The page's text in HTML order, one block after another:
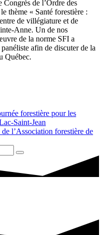
de l’Ordre des
thème « Santé forestière :
de villégiature et de
Anne. Un de nos
de la norme SFI a
afin de discuter de la
Québec.
forestière pour les
Saint-Jean
l’Association forestière de